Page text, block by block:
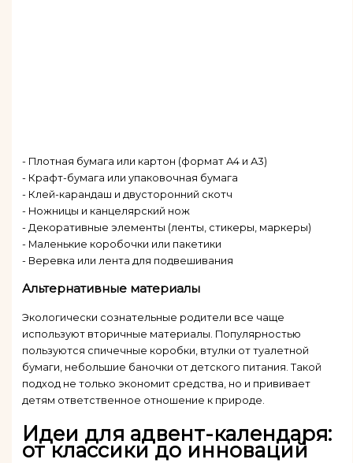
- Плотная бумага или картон (формат А4 и А3)
- Крафт-бумага или упаковочная бумага
- Клей-карандаш и двусторонний скотч
- Ножницы и канцелярский нож
- Декоративные элементы (ленты, стикеры, маркеры)
- Маленькие коробочки или пакетики
- Веревка или лента для подвешивания
Альтернативные материалы
Экологически сознательные родители все чаще
используют вторичные материалы. Популярностью
пользуются спичечные коробки, втулки от туалетной
бумаги, небольшие баночки от детского питания. Такой
подход не только экономит средства, но и прививает
детям ответственное отношение к природе.
Идеи для адвент-календаря:
от классики до инноваций